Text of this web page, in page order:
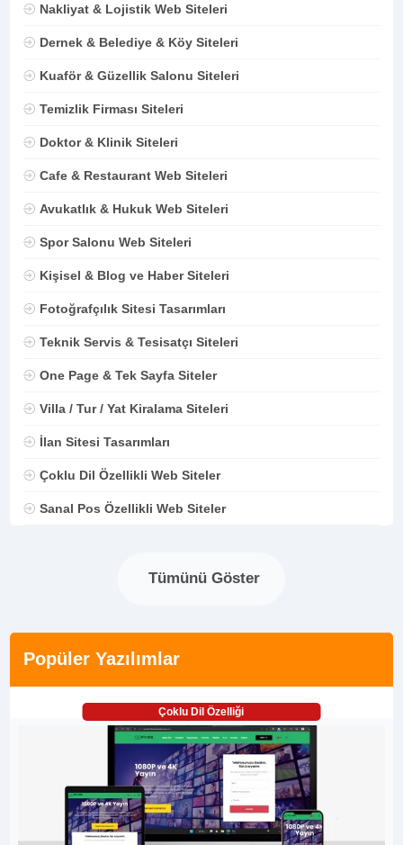
Nakliyat & Lojistik Web Siteleri
Dernek & Belediye & Köy Siteleri
Kuaför & Güzellik Salonu Siteleri
Temizlik Firması Siteleri
Doktor & Klinik Siteleri
Cafe & Restaurant Web Siteleri
Avukatlık & Hukuk Web Siteleri
Spor Salonu Web Siteleri
Kişisel & Blog ve Haber Siteleri
Fotoğrafçılık Sitesi Tasarımları
Teknik Servis & Tesisatçı Siteleri
One Page & Tek Sayfa Siteler
Villa / Tur / Yat Kiralama Siteleri
İlan Sitesi Tasarımları
Çoklu Dil Özellikli Web Siteler
Sanal Pos Özellikli Web Siteler
Tümünü Göster
Popüler Yazılımlar
Çoklu Dil Özelliği